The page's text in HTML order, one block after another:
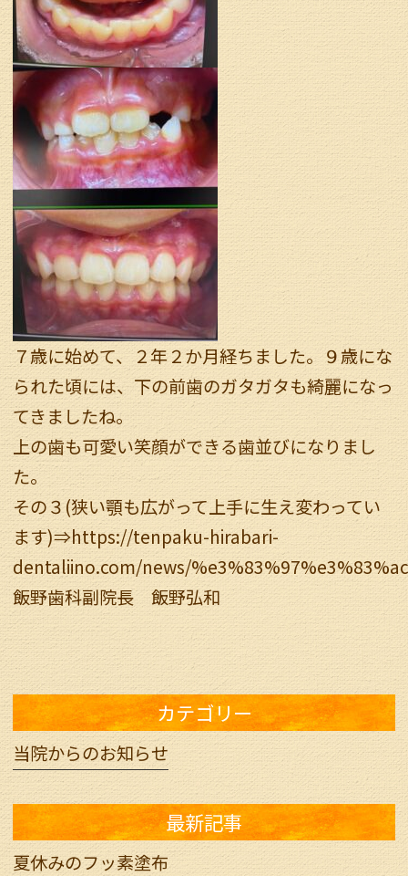
７歳に始めて、２年２か月経ちました。９歳にな
られた頃には、下の前歯のガタガタも綺麗になっ
てきましたね。
上の歯も可愛い笑顔ができる歯並びになりまし
た。
その３(狭い顎も広がって上手に生え変わってい
ます)⇒https://tenpaku-hirabari-
dentaliino.com/news/
飯野歯科副院長 飯野弘和
カテゴリー
当院からのお知らせ
最新記事
夏休みのフッ素塗布